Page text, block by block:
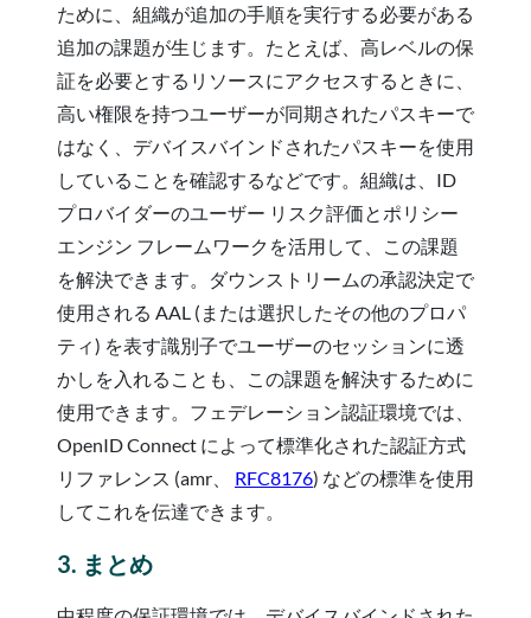
ために、組織が追加の手順を実行する必要がある
追加の課題が生じます。たとえば、高レベルの保
証を必要とするリソースにアクセスするときに、
高い権限を持つユーザーが同期されたパスキーで
はなく、デバイスバインドされたパスキーを使用
していることを確認するなどです。組織は、ID
プロバイダーのユーザー リスク評価とポリシー
エンジン フレームワークを活用して、この課題
を解決できます。ダウンストリームの承認決定で
使用される AAL (または選択したその他のプロパ
ティ) を表す識別子でユーザーのセッションに透
かしを入れることも、この課題を解決するために
使用できます。フェデレーション認証環境では、
OpenID Connect によって標準化された認証方式
リファレンス (amr、 RFC8176) などの標準を使用
してこれを伝達できます。
3. まとめ